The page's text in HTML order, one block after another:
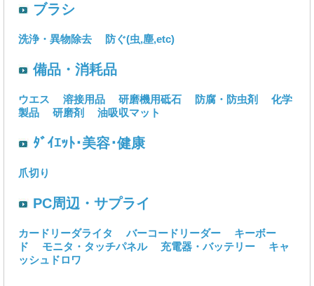
ブラシ
洗浄・異物除去 防ぐ(虫,塵,etc)
備品・消耗品
ウエス 溶接用品 研磨機用砥石 防腐・防虫剤
化学
製品
研磨剤 油吸収マット
ﾀﾞｲｴｯﾄ･美容･健康
爪切り
PC周辺・サプライ
カードリーダライタ バーコードリーダー
キーボー
ド
モニタ・タッチパネル 充電器・バッテリー
キャ
ッシュドロワ